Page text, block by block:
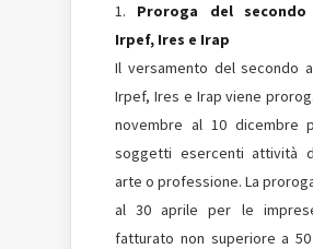
Proroga del secondo
Irpef, Ires e Irap
Il versamento del secondo
Irpef, Ires e Irap viene
novembre al 10 dicembre
soggetti esercenti attività
arte o professione. La
al 30 aprile per le
fatturato non superiore a